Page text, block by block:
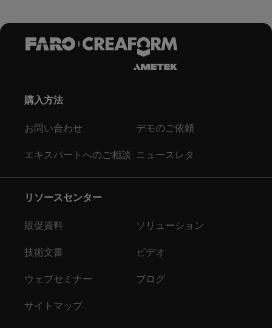
購入方法
お問い合わせ デモのご依頼
エキスパートへのご相談 ニュースレタ
リソースセンター
販促資料 ソリューション
技術文書 ビデオ
ウェブセミナー ブログ
サイトマップ